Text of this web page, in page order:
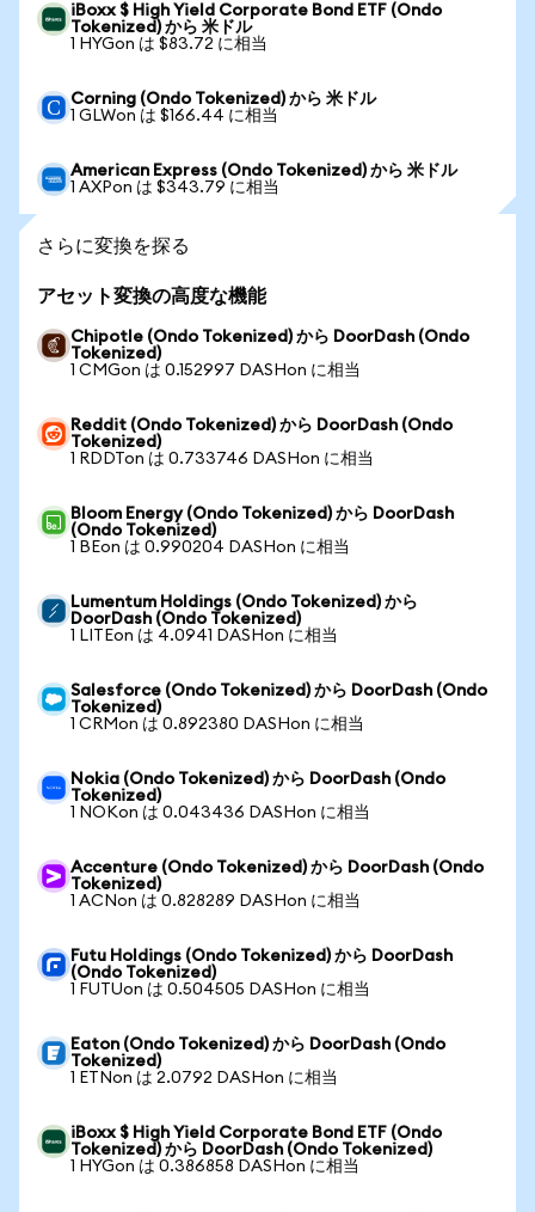
iBoxx $ High Yield Corporate Bond ETF (Ondo
Tokenized) から 米ドル
1 HYGon は $83.72 に相当
Corning (Ondo Tokenized) から 米ドル
1 GLWon は $166.44 に相当
American Express (Ondo Tokenized) から 米ドル
1 AXPon は $343.79 に相当
さらに変換を探る
アセット変換の高度な機能
Chipotle (Ondo Tokenized) から DoorDash (Ondo
Tokenized)
1 CMGon は 0.152997 DASHon に相当
Reddit (Ondo Tokenized) から DoorDash (Ondo
Tokenized)
1 RDDTon は 0.733746 DASHon に相当
Bloom Energy (Ondo Tokenized) から DoorDash
(Ondo Tokenized)
1 BEon は 0.990204 DASHon に相当
Lumentum Holdings (Ondo Tokenized) から
DoorDash (Ondo Tokenized)
1 LITEon は 4.0941 DASHon に相当
Salesforce (Ondo Tokenized) から DoorDash (Ondo
Tokenized)
1 CRMon は 0.892380 DASHon に相当
Nokia (Ondo Tokenized) から DoorDash (Ondo
Tokenized)
1 NOKon は 0.043436 DASHon に相当
Accenture (Ondo Tokenized) から DoorDash (Ondo
Tokenized)
1 ACNon は 0.828289 DASHon に相当
Futu Holdings (Ondo Tokenized) から DoorDash
(Ondo Tokenized)
1 FUTUon は 0.504505 DASHon に相当
Eaton (Ondo Tokenized) から DoorDash (Ondo
Tokenized)
1 ETNon は 2.0792 DASHon に相当
iBoxx $ High Yield Corporate Bond ETF (Ondo
Tokenized) から DoorDash (Ondo Tokenized)
1 HYGon は 0.386858 DASHon に相当